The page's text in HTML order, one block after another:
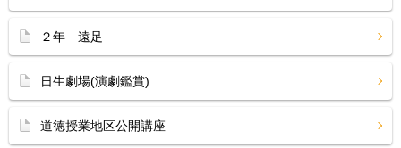
２年 遠足
日生劇場(演劇鑑賞)
道徳授業地区公開講座